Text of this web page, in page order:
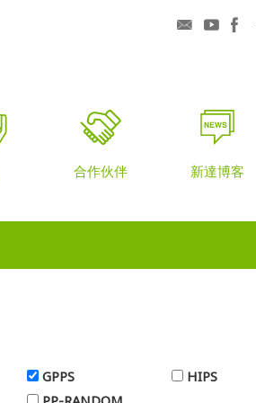
合作伙伴 新達博客
GPPS HIPS